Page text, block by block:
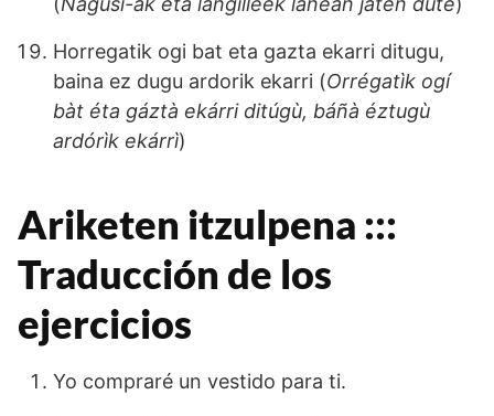
Horregatik ogi bat eta gazta ekarri ditugu,
baina ez dugu ardorik ekarri (Orrégatìk ogí
bàt éta gáztà ekárri ditúgù, báñà éztugù
ardórìk ekárrì)
Ariketen itzulpena :::
Traducción de los
ejercicios
Yo compraré un vestido para ti.